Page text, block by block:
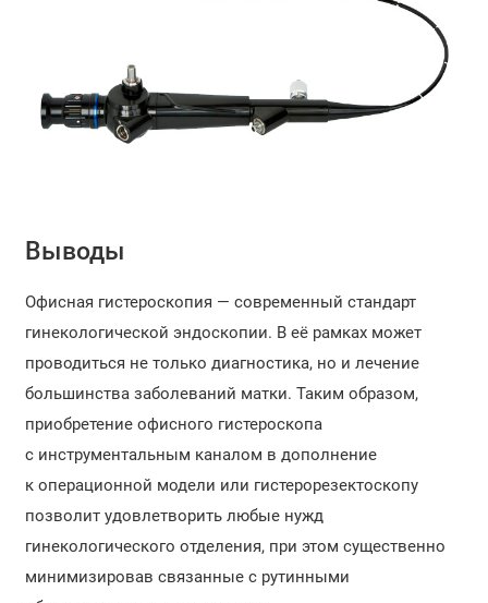
Выводы
Офисная гистероскопия — современный стандарт
гинекологической эндоскопии. В её рамках может
проводиться не только диагностика, но и лечение
большинства заболеваний матки. Таким образом,
приобретение офисного гистероскопа
с инструментальным каналом в дополнение
к операционной модели или гистерорезектоскопу
позволит удовлетворить любые нужд
гинекологического отделения, при этом существенно
минимизировав связанные с рутинными